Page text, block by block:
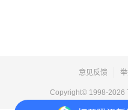
意见反馈
Copyright© 1998-2026